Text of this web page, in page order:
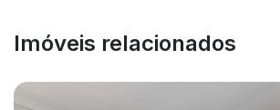
Imóveis relacionados